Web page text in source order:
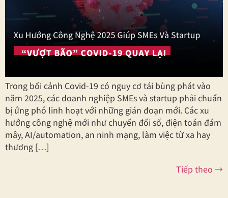
Trong bối cảnh Covid-19 có nguy cơ tái bùng phát vào
năm 2025, các doanh nghiệp SMEs và startup phải chuẩn
bị ứng phó linh hoạt với những gián đoạn mới. Các xu
hướng công nghệ mới như chuyển đổi số, điện toán đám
mây, AI/automation, an ninh mạng, làm việc từ xa hay
thương […]
Tiếp theo →